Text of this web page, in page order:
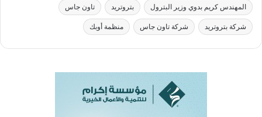
المهندس كريم بدوي وزير البترول بتروتريد تاون جاس
شركة بتروتريد شركة تاون جاس منظمة أوبك